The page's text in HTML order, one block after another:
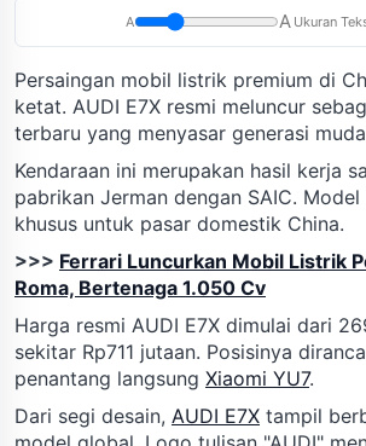
A A Ukuran
Persaingan mobil listrik premium di
ketat. AUDI E7X resmi meluncur
terbaru yang menyasar generasi
Kendaraan ini merupakan hasil kerja
pabrikan Jerman dengan SAIC.
khusus untuk pasar domestik China.
>>> Ferrari Luncurkan Mobil Listrik
Roma, Bertenaga 1.050 Cv
Harga resmi AUDI E7X dimulai dari
sekitar Rp711 jutaan. Posisinya
penantang langsung Xiaomi YU7.
Dari segi desain, AUDI E7X tampil